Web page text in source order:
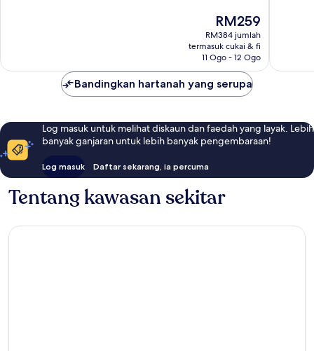
Harga
ialah
RM259
RM259
RM384 jumlah
termasuk cukai & fi
11 Ogo - 12 Ogo
Bandingkan hartanah yang serupa
Log masuk untuk melihat diskaun dan faedah yang layak. Lebih
banyak ganjaran untuk lebih banyak pengembaraan!
Log masuk Daftar sekarang, ia percuma
Tentang kawasan sekitar